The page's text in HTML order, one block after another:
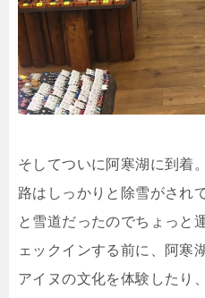
そしてついに阿寒湖に到着
路はしっかりと除雪がされ
と雪道だったのでちょっと
ェックインする前に、阿寒
アイヌの文化を体験したり